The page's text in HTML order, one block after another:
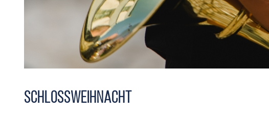
Schloss­weihnacht